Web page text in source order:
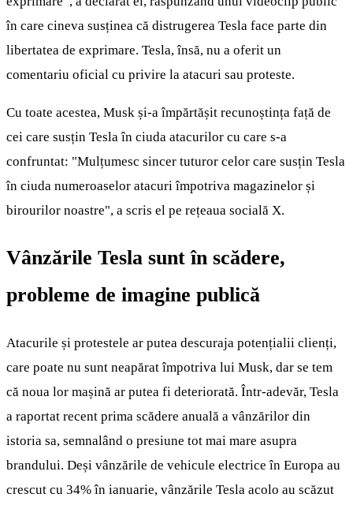
în care cineva susținea că distrugerea Tesla face parte din
libertatea de exprimare. Tesla, însă, nu a oferit un
comentariu oficial cu privire la atacuri sau proteste.
Cu toate acestea, Musk și-a împărtășit recunoștința față de
cei care susțin Tesla în ciuda atacurilor cu care s-a
confruntat: "Mulțumesc sincer tuturor celor care susțin Tesla
în ciuda numeroaselor atacuri împotriva magazinelor și
birourilor noastre", a scris el pe rețeaua socială X.
Vânzările Tesla sunt în scădere,
probleme de imagine publică
Atacurile și protestele ar putea descuraja potențialii clienți,
care poate nu sunt neapărat împotriva lui Musk, dar se tem
că noua lor mașină ar putea fi deteriorată. Într-adevăr, Tesla
a raportat recent prima scădere anuală a vânzărilor din
istoria sa, semnalând o presiune tot mai mare asupra
brandului. Deși vânzările de vehicule electrice în Europa au
crescut cu 34% în ianuarie, vânzările Tesla acolo au scăzut